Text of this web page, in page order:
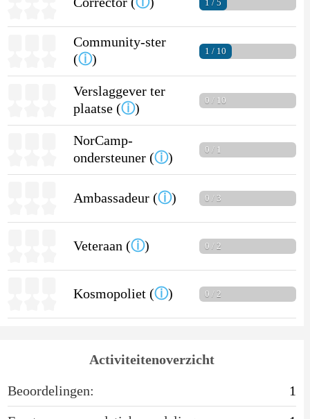
1 / 5
Community-ster
(ⓘ)
1 / 10
Verslaggever ter
plaatse (ⓘ)
0 / 10
NorCamp-
ondersteuner (ⓘ)
0 / 1
Ambassadeur (ⓘ) 0 / 3
Veteraan (ⓘ) 0 / 2
Kosmopoliet (ⓘ) 0 / 2
Activiteitenoverzicht
Beoordelingen:
1